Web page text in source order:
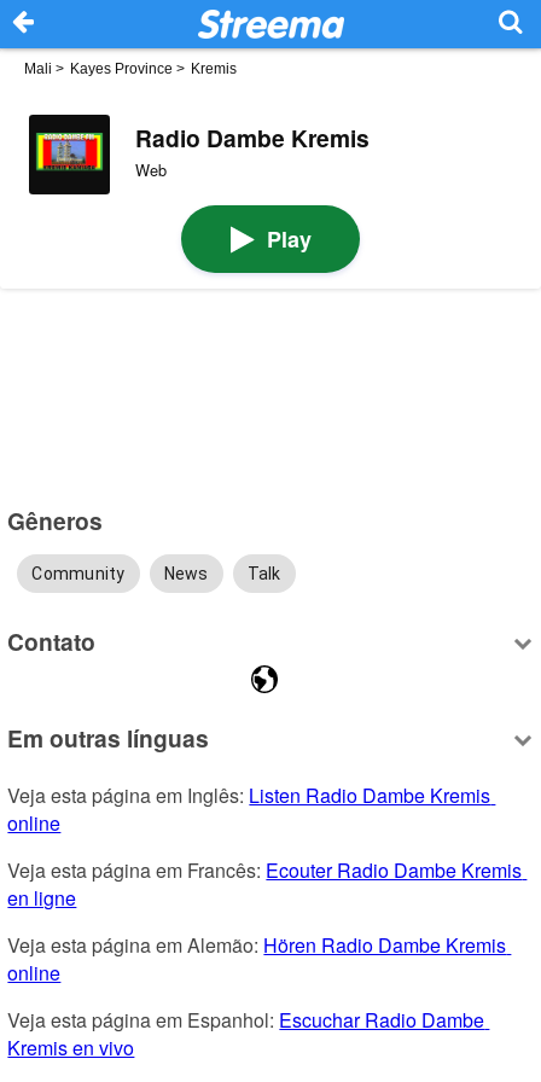
Mali > Kayes Province > Kremis
Radio Dambe Kremis
Web
Play
Gêneros
Community News Talk
Contato
Em outras línguas
Veja esta página em Inglês: Listen Radio Dambe Kremis
online
Veja esta página em Francês: Ecouter Radio Dambe Kremis
en ligne
Veja esta página em Alemão: Hören Radio Dambe Kremis
online
Veja esta página em Espanhol: Escuchar Radio Dambe
Kremis en vivo